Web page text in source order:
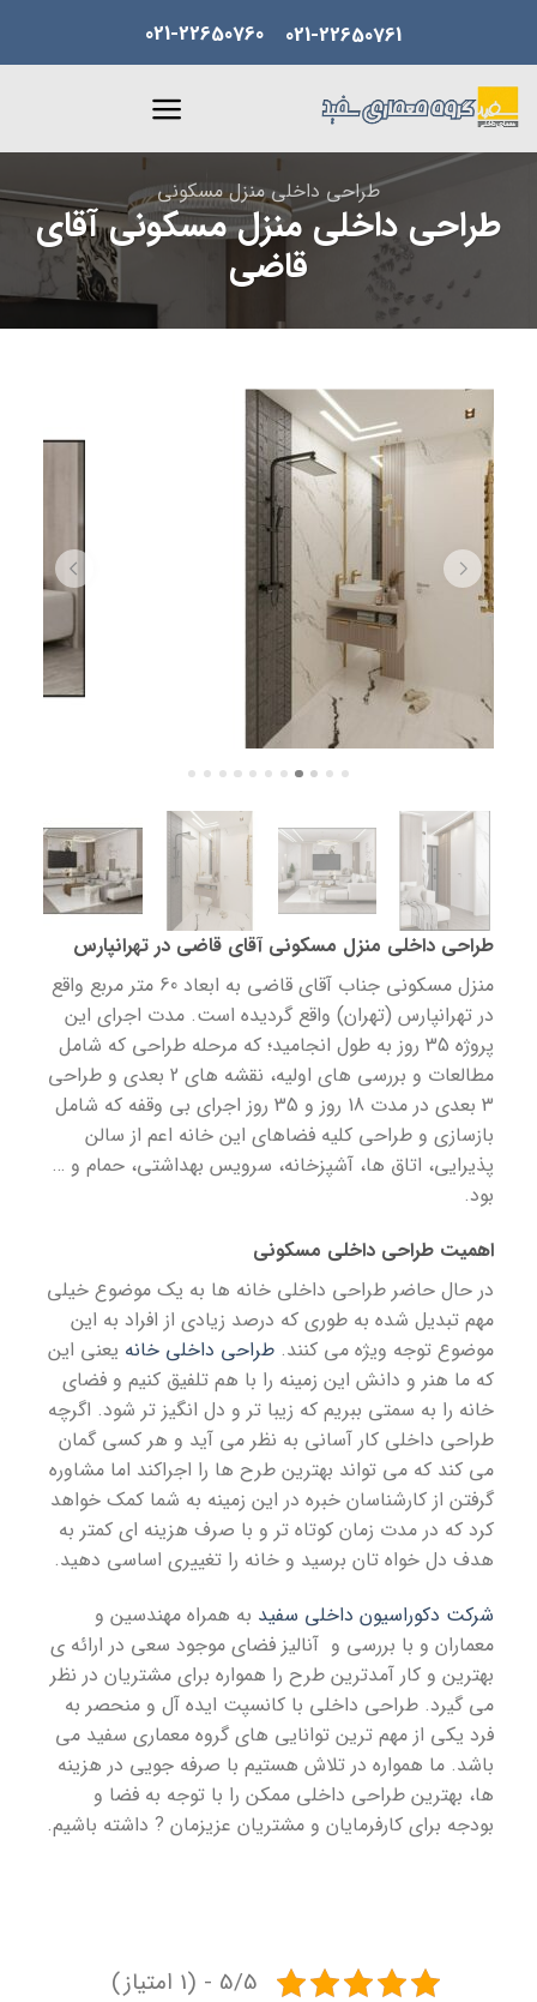
content
021-22650760 021-22650761
طراحی داخلی منزل مسکونی
طراحی داخلی منزل مسکونی آقای
قاضی
طراحی داخلی منزل مسکونی آقای قاضی در تهرانپارس
منزل مسکونی جناب آقای قاضی به ابعاد 60 متر مربع واقع
در تهرانپارس (تهران) واقع گردیده است. مدت اجرای این
پروژه 35 روز به طول انجامید؛ که مرحله طراحی که شامل
مطالعات و بررسی های اولیه، نقشه های 2 بعدی و طراحی
3 بعدی در مدت 18 روز و 35 روز اجرای بی وقفه که شامل
بازسازی و طراحی کلیه فضاهای این خانه اعم از سالن
پذیرایی، اتاق ها، آشپزخانه، سرویس بهداشتی، حمام و …
بود.
اهمیت طراحی داخلی مسکونی
در حال حاضر طراحی داخلی خانه ها به یک موضوع خیلی
مهم تبدیل شده به طوری که درصد زیادی از افراد به این
موضوع توجه ویژه می کنند. طراحی داخلی خانه یعنی این
که ما هنر و دانش این زمینه را با هم تلفیق کنیم و فضای
خانه را به سمتی ببریم که زیبا تر و دل انگیز تر شود. اگرچه
طراحی داخلی کار آسانی به نظر می آید و هر کسی گمان
می کند که می تواند بهترین طرح ها را اجراکند اما مشاوره
گرفتن از کارشناسان خبره در این زمینه به شما کمک خواهد
کرد که در مدت زمان کوتاه تر و با صرف هزینه ای کمتر به
هدف دل خواه تان برسید و خانه را تغییری اساسی دهید.
شرکت دکوراسیون داخلی سفید به همراه مهندسین و
معماران و با بررسی و آنالیز فضای موجود سعی در ارائه ی
بهترین و کار آمدترین طرح را همواره برای مشتریان در نظر
می گیرد. طراحی داخلی با کانسپت ایده آل و منحصر به
فرد یکی از مهم ترین توانایی های گروه معماری سفید می
باشد. ما همواره در تلاش هستیم با صرفه جویی در هزینه
ها، بهترین طراحی داخلی ممکن را با توجه به فضا و
بودجه برای کارفرمایان و مشتریان عزیزمان ? داشته باشیم.
5/5 - (1 امتیاز)